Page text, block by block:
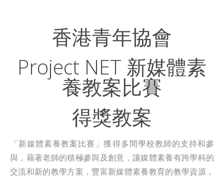
香港青年協會
Project NET 新媒體素
養教案比賽
得獎教案
「新媒體素養教案比賽」獲得多間學校教師的支持和參
與，藉著老師的積極參與及創意，讓媒體素養有跨學科的
交流和新的教學方案，豐富新媒體素養教育的教學資源，